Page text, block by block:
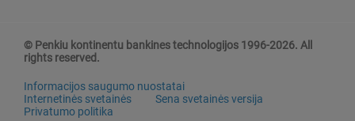
© Penkiu kontinentu bankines technologijos 1996-2026. All
rights reserved.
Informacijos saugumo nuostatai
Internetinės svetainės
Sena svetainės versija
Privatumo politika